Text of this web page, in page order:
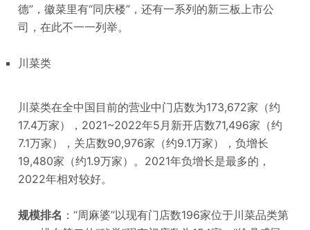
德”，徽菜里有“同庆楼”，还有一系列的新三板上市公
司，在此不一一列举。
川菜类
川菜类在全中国目前的营业中门店数为173,672家（约
17.4万家），2021~2022年5月新开店数71,496家（约
7.1万家），关店数90,976家（约9.1万家），负增长
19,480家（约1.9万家）。2021年负增长是最多的，
2022年相对较好。
规模排名 ：“周麻婆”以现有门店数196家位于川菜品类第